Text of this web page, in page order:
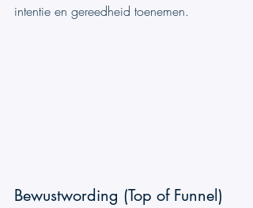
intentie en gereedheid toenemen.
Bewustwording (Top of Funnel)